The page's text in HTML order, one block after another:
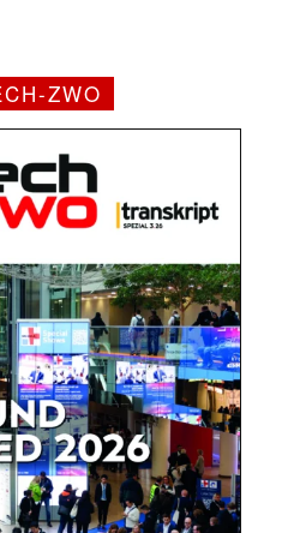
ZWO